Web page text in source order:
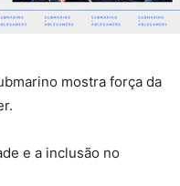
mostra força da
e a inclusão no